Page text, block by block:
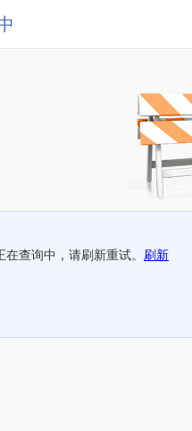
在查询中，请刷新重试。 刷新